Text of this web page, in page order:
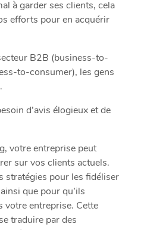
à garder ses clients, cela
efforts pour en acquérir
B2B (business-to-
to-consumer), les gens
d’avis élogieux et de
votre entreprise peut
sur vos clients actuels.
stratégies pour les fidéliser
que pour qu’ils
votre entreprise. Cette
traduire par des